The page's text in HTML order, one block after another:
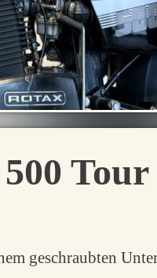
Tour
geschraubten